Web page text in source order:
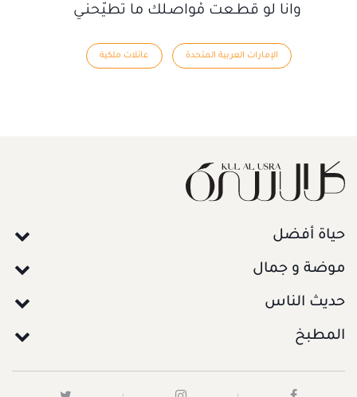
وانا لو قطـعت مْواصـلك ما تطيّحنـي
الإمارات العربية المتحدة عائلات ملكية
حياة أفضل
موضة و جمال
حديث الناس
المطبخ